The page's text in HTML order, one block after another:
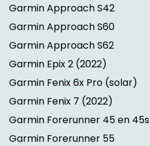
Garmin Approach S42
Garmin Approach S60
Garmin Approach S62
Garmin Epix 2 (2022)
Garmin Fenix 6x Pro (solar)
Garmin Fenix 7 (2022)
Garmin Forerunner 45 en 45s
Garmin Forerunner 55